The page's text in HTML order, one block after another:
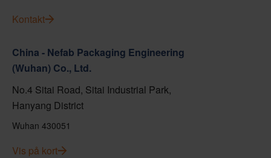
Kontakt
China - Nefab Packaging Engineering
(Wuhan) Co., Ltd.
No.4 Sitai Road, Sitai Industrial Park,
Hanyang District
Wuhan 430051
Vis på kort